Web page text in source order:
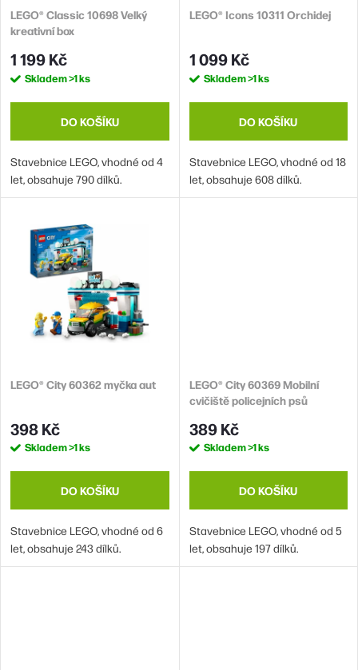
d
u
k
t
o
d
u
k
ů
LEGO® Classic 10698 Velký
kreativní box
1 199 Kč
Skladem>1 ks
DO KOŠÍKU
Stavebnice LEGO, vhodné od 4
let, obsahuje 790 dílků.
LEGO® Icons 10311 Orchidej
1 099 Kč
Skladem>1 ks
DO KOŠÍKU
Stavebnice LEGO, vhodné od 18
let, obsahuje 608 dílků.
LEGO® City 60362 myčka aut
398 Kč
Skladem>1 ks
DO KOŠÍKU
Stavebnice LEGO, vhodné od 6
let, obsahuje 243 dílků.
LEGO® City 60369 Mobilní
cvičiště policejních psů
389 Kč
Skladem>1 ks
DO KOŠÍKU
Stavebnice LEGO, vhodné od 5
let, obsahuje 197 dílků.